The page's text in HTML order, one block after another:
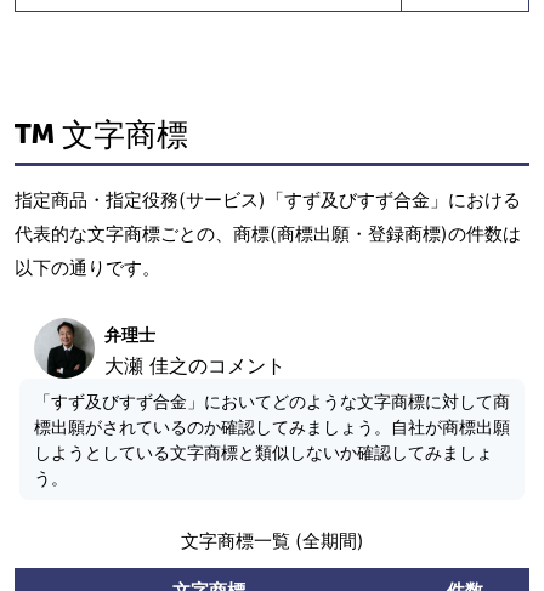
文字商標
指定商品・指定役務(サービス)「すず及びすず合金」における
代表的な文字商標ごとの、商標(商標出願・登録商標)の件数は
以下の通りです。
弁理士
大瀬 佳之のコメント
「すず及びすず合金」においてどのような文字商標に対して商
標出願がされているのか確認してみましょう。自社が商標出願
しようとしている文字商標と類似しないか確認してみましょ
う。
文字商標一覧 (全期間)